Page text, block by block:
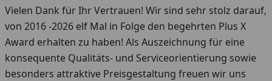
Vielen Dank für Ihr Vertrauen! Wir sind sehr stolz darauf,
von 2016 -2026 elf Mal in Folge den begehrten Plus X
Award erhalten zu haben! Als Auszeichnung für eine
konsequente Qualitäts- und Serviceorientierung sowie
besonders attraktive Preisgestaltung freuen wir uns